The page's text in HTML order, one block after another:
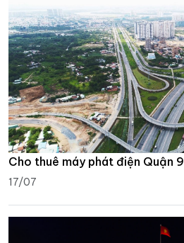
Cho thuê máy phát điện Quận 9
17/07